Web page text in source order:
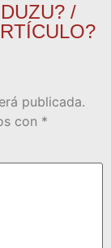
/
publicada.
con *